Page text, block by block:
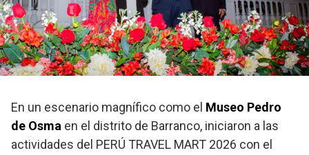
En un escenario magnífico como el Museo Pedro
de Osma en el distrito de Barranco, iniciaron a las
actividades del PERÚ TRAVEL MART 2026 con el